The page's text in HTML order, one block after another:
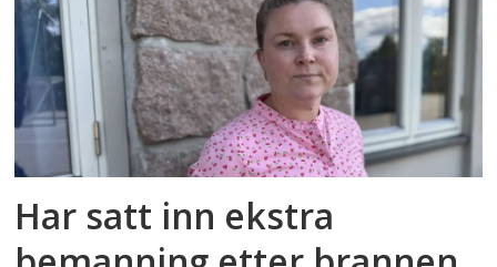
Har satt inn ekstra